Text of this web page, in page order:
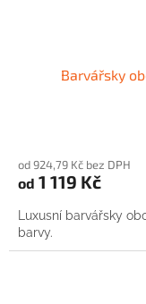
Barvářsky
od 924,79 Kč bez DPH
od 1 119 Kč
Luxusní barvářsky
barvy.